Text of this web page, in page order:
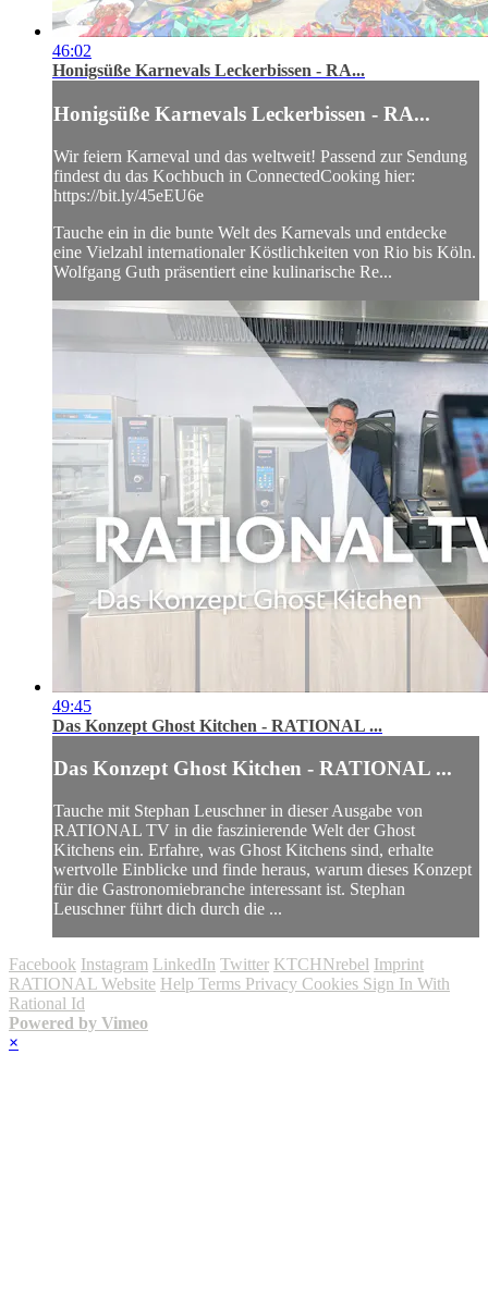
46:02
Honigsüße Karnevals Leckerbissen - RA...
Honigsüße Karnevals Leckerbissen - RA...
Wir feiern Karneval und das weltweit! Passend zur Sendung
findest du das Kochbuch in ConnectedCooking hier:
https://bit.ly/45eEU6e
Tauche ein in die bunte Welt des Karnevals und entdecke
eine Vielzahl internationaler Köstlichkeiten von Rio bis Köln.
Wolfgang Guth präsentiert eine kulinarische Re...
49:45
Das Konzept Ghost Kitchen - RATIONAL ...
Das Konzept Ghost Kitchen - RATIONAL ...
Tauche mit Stephan Leuschner in dieser Ausgabe von
RATIONAL TV in die faszinierende Welt der Ghost
Kitchens ein. Erfahre, was Ghost Kitchens sind, erhalte
wertvolle Einblicke und finde heraus, warum dieses Konzept
für die Gastronomiebranche interessant ist. Stephan
Leuschner führt dich durch die ...
Facebook Instagram LinkedIn Twitter KTCHNrebel Imprint
RATIONAL Website Help Terms Privacy Cookies Sign In With
Rational Id
Powered by Vimeo
×